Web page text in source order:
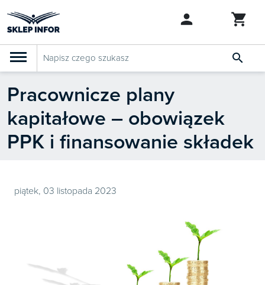
PRODUKTY
SZUKAJ PODOBNYCH PRODUKTÓW 

Klasyfikacja budżetowa 2027
Szkolenia
Abonamenty
Dziennik Gazeta Prawna

Pracownicze plany
kapitałowe – obowiązek
PPK i finansowanie składek
piątek, 03 listopada 2023